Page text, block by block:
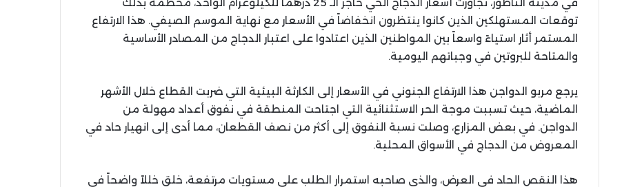
توقعات المستهلكين الذين كانوا ينتظرون انخفاضاً في الأسعار مع نهاية الموسم الصيفي. هذا الارتفاع
المستمر أثار استياءً واسعاً بين المواطنين الذين اعتادوا على اعتبار الدجاج من المصادر الأساسية
والمتاحة للبروتين في وجباتهم اليومية.
يرجع مربو الدواجن هذا الارتفاع الجنوني في الأسعار إلى الكارثة البيئية التي ضربت القطاع خلال الأشهر
الماضية، حيث تسببت موجة الحر الاستثنائية التي اجتاحت المنطقة في نفوق أعداد مهولة من
الدواجن. في بعض المزارع، وصلت نسبة النفوق إلى أكثر من نصف القطعان، مما أدى إلى انهيار حاد في
المعروض من الدجاج في الأسواق المحلية.
هذا النقص الحاد في العرض، والذي صاحبه استمرار الطلب على مستويات مرتفعة، خلق خللاً واضحاً في